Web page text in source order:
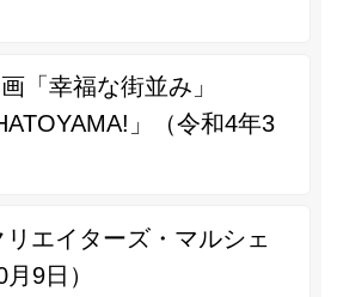
「幸福な街並み」
」（令和4年3
エイターズ・マルシェ
9日）